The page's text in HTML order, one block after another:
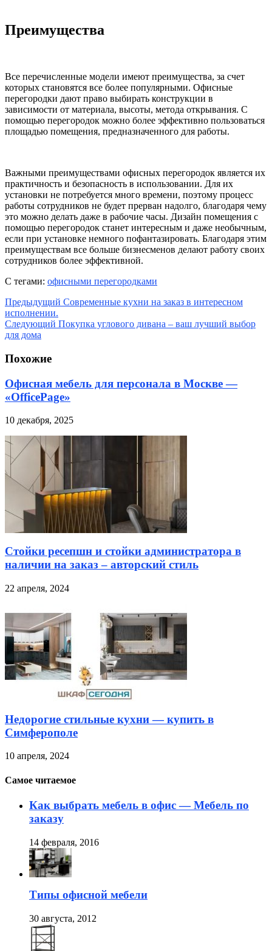
Преимущества
Все перечисленные модели имеют преимущества, за счет
которых становятся все более популярными. Офисные
перегородки дают право выбирать конструкции в
зависимости от материала, высоты, метода открывания. С
помощью перегородок можно более эффективно пользоваться
площадью помещения, предназначенного для работы.
Важными преимуществами офисных перегородок является их
практичность и безопасность в использовании. Для их
установки не потребуется много времени, поэтому процесс
работы сотрудников не будет прерван надолго, благодаря чему
это можно делать даже в рабочие часы. Дизайн помещения с
помощью перегородок станет интересным и даже необычным,
если при установке немного пофантазировать. Благодаря этим
преимуществам все больше бизнесменов делают работу своих
сотрудников более эффективной.
С тегами: офисными перегородками
Предыдущий Современные кухни на заказ в интересном
исполнении.
Следующий Покупка углового дивана – ваш лучший выбор
для дома
Похожие
Офисная мебель для персонала в Москве —
«OfficePage»
10 декабря, 2025
Стойки ресепшн и стойки администратора в
наличии на заказ – авторский стиль
22 апреля, 2024
Недорогие стильные кухни — купить в
Симферополе
10 апреля, 2024
Самое читаемое
Как выбрать мебель в офис — Мебель по
заказу
14 февраля, 2016
Типы офисной мебели
30 августа, 2012